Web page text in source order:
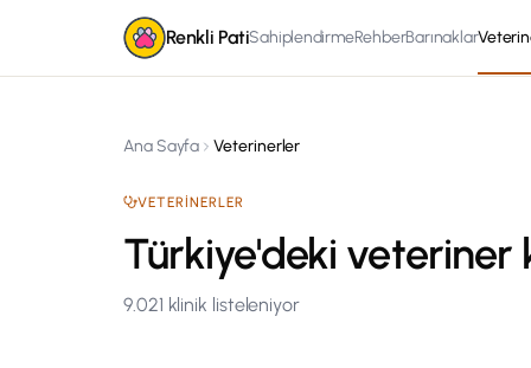
Renkli PatiSahiplendirmeRehberBarınaklar
Ana Sayfa Veterinerler
VETERINERLER
Türkiye'deki veteriner
9.021 klinik listeleniyor